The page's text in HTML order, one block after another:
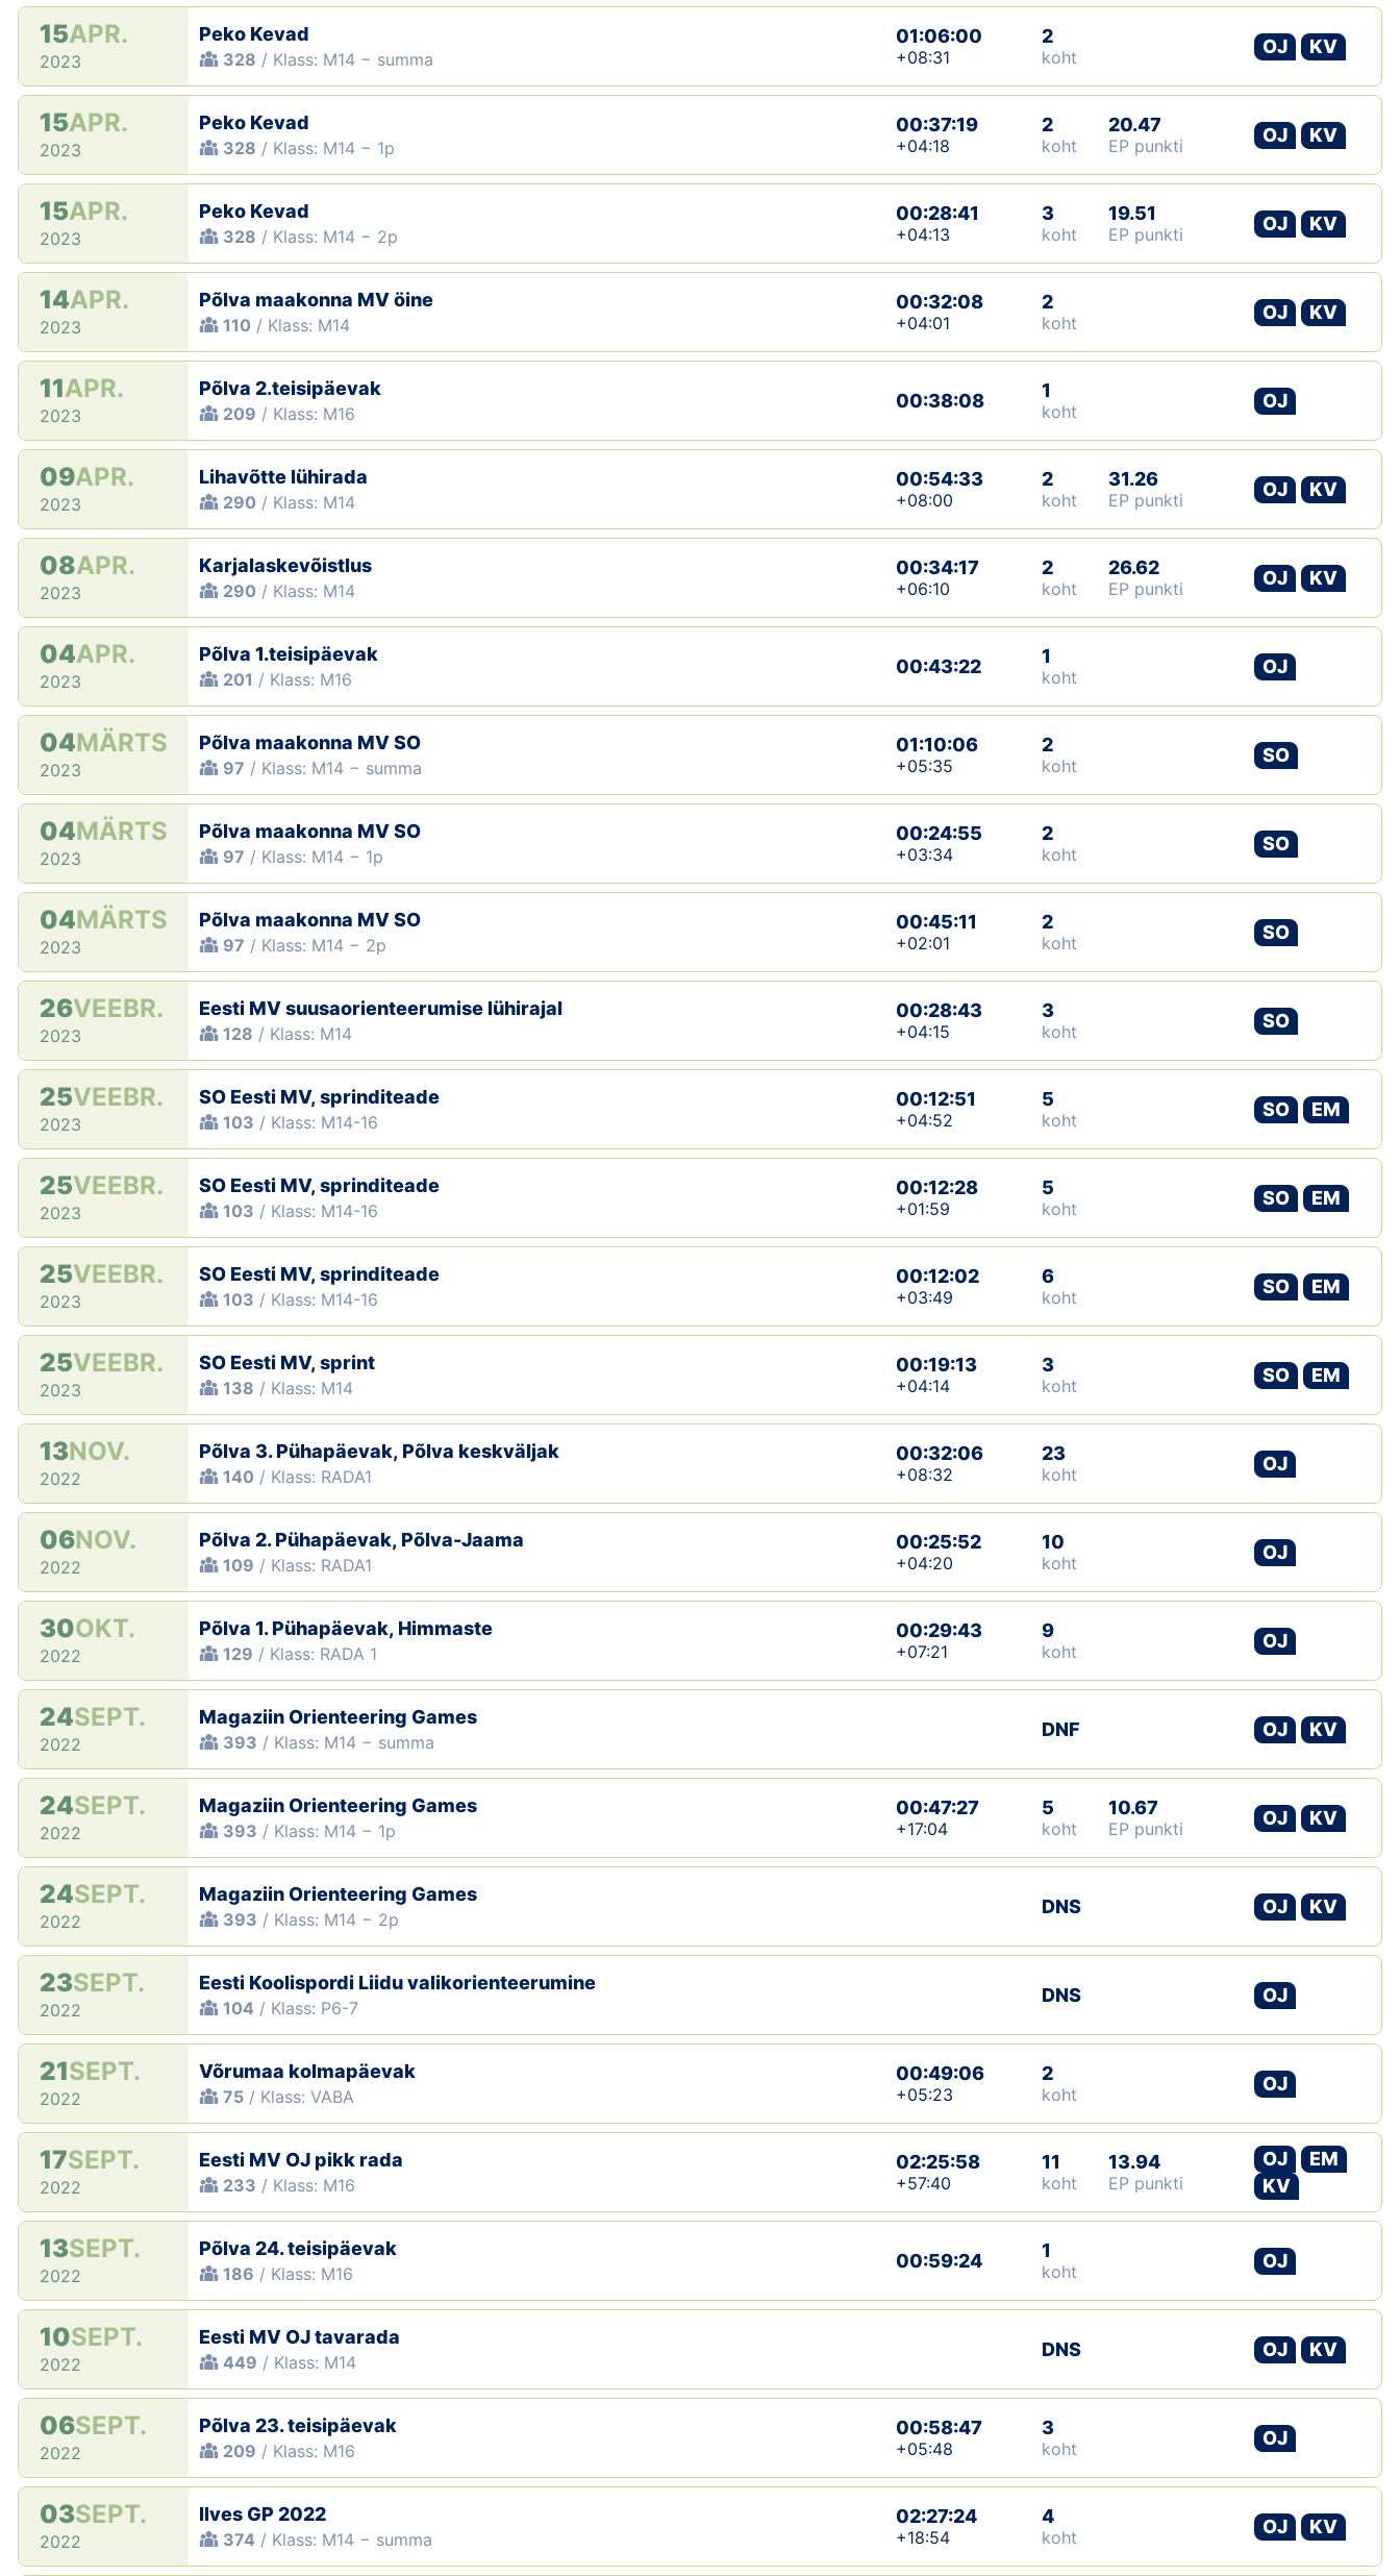
Koolitused
OTSI
15APR.
2023
Peko Kevad
328 / Klass: M14 − summa
01:06:00
+08:31
2
koht
OJ KV
15APR.
2023
Peko Kevad
328 / Klass: M14 − 1p
00:37:19
+04:18
2
koht
20.47
EP punkti
OJ KV
15APR.
2023
Peko Kevad
328 / Klass: M14 − 2p
00:28:41
+04:13
3
koht
19.51
EP punkti
OJ KV
14APR.
2023
Põlva maakonna MV öine
110 / Klass: M14
00:32:08
+04:01
2
koht
OJ KV
11APR.
2023
Põlva 2.teisipäevak
209 / Klass: M16
00:38:08 1
koht
OJ
09APR.
2023
Lihavõtte lühirada
290 / Klass: M14
00:54:33
+08:00
2
koht
31.26
EP punkti
OJ KV
08APR.
2023
Karjalaskevõistlus
290 / Klass: M14
00:34:17
+06:10
2
koht
26.62
EP punkti
OJ KV
04APR.
2023
Põlva 1.teisipäevak
201 / Klass: M16
00:43:22 1
koht
OJ
04MÄRTS
2023
Põlva maakonna MV SO
97 / Klass: M14 − summa
01:10:06
+05:35
2
koht
SO
04MÄRTS
2023
Põlva maakonna MV SO
97 / Klass: M14 − 1p
00:24:55
+03:34
2
koht
SO
04MÄRTS
2023
Põlva maakonna MV SO
97 / Klass: M14 − 2p
00:45:11
+02:01
2
koht
SO
26VEEBR.
2023
Eesti MV suusaorienteerumise lühirajal
128 / Klass: M14
00:28:43
+04:15
3
koht
SO
25VEEBR.
2023
SO Eesti MV, sprinditeade
103 / Klass: M14-16
00:12:51
+04:52
5
koht
SO EM
25VEEBR.
2023
SO Eesti MV, sprinditeade
103 / Klass: M14-16
00:12:28
+01:59
5
koht
SO EM
25VEEBR.
2023
SO Eesti MV, sprinditeade
103 / Klass: M14-16
00:12:02
+03:49
6
koht
SO EM
25VEEBR.
2023
SO Eesti MV, sprint
138 / Klass: M14
00:19:13
+04:14
3
koht
SO EM
13NOV.
2022
Põlva 3. Pühapäevak, Põlva keskväljak
140 / Klass: RADA1
00:32:06
+08:32
23
koht
OJ
06NOV.
2022
Põlva 2. Pühapäevak, Põlva-Jaama
109 / Klass: RADA1
00:25:52
+04:20
10
koht
OJ
30OKT.
2022
Põlva 1. Pühapäevak, Himmaste
129 / Klass: RADA 1
00:29:43
+07:21
9
koht
OJ
24SEPT.
2022
Magaziin Orienteering Games
393 / Klass: M14 − summa
DNF OJ KV
24SEPT.
2022
Magaziin Orienteering Games
393 / Klass: M14 − 1p
00:47:27
+17:04
5
koht
10.67
EP punkti
OJ KV
24SEPT.
2022
Magaziin Orienteering Games
393 / Klass: M14 − 2p
DNS OJ KV
23SEPT.
2022
Eesti Koolispordi Liidu valikorienteerumine
104 / Klass: P6-7
DNS OJ
21SEPT.
2022
Võrumaa kolmapäevak
75 / Klass: VABA
00:49:06
+05:23
2
koht
OJ
17SEPT.
2022
Eesti MV OJ pikk rada
233 / Klass: M16
02:25:58
+57:40
11
koht
13.94
EP punkti
OJ
EM
KV
13SEPT.
2022
Põlva 24. teisipäevak
186 / Klass: M16
00:59:24 1
koht
OJ
10SEPT.
2022
Eesti MV OJ tavarada
449 / Klass: M14
DNS OJ KV
06SEPT.
2022
Põlva 23. teisipäevak
209 / Klass: M16
00:58:47
+05:48
3
koht
OJ
03SEPT.
2022
Ilves GP 2022
374 / Klass: M14 − summa
02:27:24
+18:54
4
koht
OJ KV